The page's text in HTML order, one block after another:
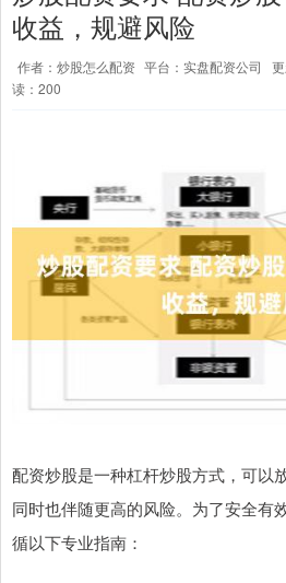
收益，规避风险
作者：炒股怎么配资 平台：实盘配资公司
读：200
配资炒股是一种杠杆炒股方式，可以
同时也伴随更高的风险。为了安全有
循以下专业指南：